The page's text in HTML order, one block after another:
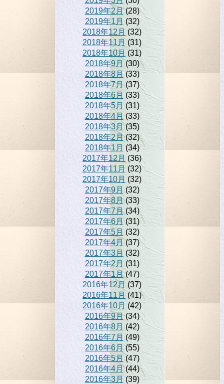
2019年2月(28)
2019年1月 (32)
2018年12月 (32)
2018年11月 (31)
2018年10月(31)
2018年9月 (30)
2018年8月(33)
2018年7月(37)
2018年6月 (33)
2018年5月 (31)
2018年4月(33)
2018年3月(35)
2018年2月(32)
2018年1月(34)
2017年12月 (36)
2017年11月 (32)
2017年10月 (32)
2017年9月 (32)
2017年8月(33)
2017年7月(34)
2017年6月 (31)
2017年5月 (32)
2017年4月 (37)
2017年3月 (32)
2017年2月 (31)
2017年1月(47)
2016年12月 (37)
2016年11月 (41)
2016年10月 (42)
2016年9月(34)
2016年8月 (42)
2016年7月 (49)
2016年6月(55)
2016年5月(47)
2016年4月(44)
2016年3月(39)